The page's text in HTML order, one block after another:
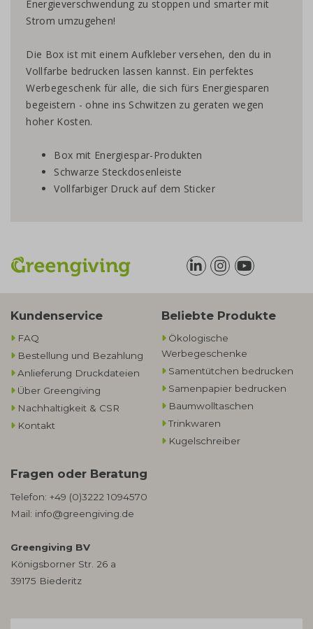
Energieverschwendung zu stoppen und smarter mit
Strom umzugehen!
Die Box ist mit einem Aufkleber versehen, den du in
Vollfarbe bedrucken lassen kannst. Ein perfektes
Werbegeschenk für alle, die sich fürs Energiesparen
begeistern - ohne ins Schwitzen zu geraten wegen
hoher Kosten.
Box mit Energiespar-Produkten
Schwarze Steckdosenleiste
Vollfarbiger Druck auf dem Sticker
Kundenservice
FAQ
Bestellung und Bezahlung
Anlieferung Druckdateien
Über Greengiving
Nachhaltigkeit & CSR
Kontakt
Beliebte Produkte
Ökologische
Werbegeschenke​
Samentütchen bedrucken
Samenpapier bedrucken
Baumwolltaschen​
Trinkwaren
Kugelschreiber
Fragen oder Beratung
Telefon: +49 (0)3222 1094570
Mail: info@greengiving.de
Greengiving BV
Königsborner Str. 26 a
39175 Biederitz